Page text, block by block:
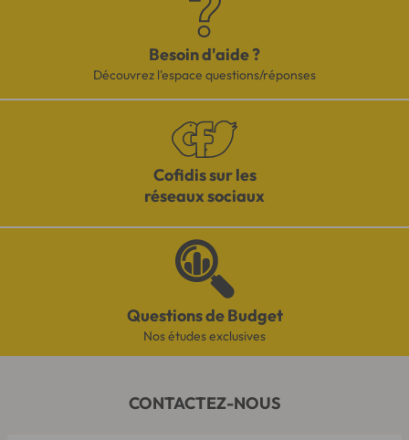
Besoin d'aide ?
Découvrez l'espace questions/réponses
Cofidis sur les
réseaux sociaux
Questions de Budget
Nos études exclusives
CONTACTEZ-NOUS